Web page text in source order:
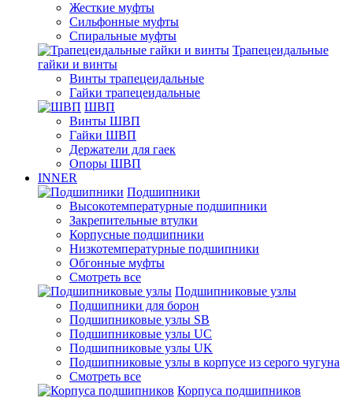
Жесткие муфты
Сильфонные муфты
Спиральные муфты
Трапецеидальные
гайки и винты
Винты трапецеидальные
Гайки трапецеидальные
ШВП
Винты ШВП
Гайки ШВП
Держатели для гаек
Опоры ШВП
INNER
Подшипники
Высокотемпературные подшипники
Закрепительные втулки
Корпусные подшипники
Низкотемпературные подшипники
Обгонные муфты
Смотреть все
Подшипниковые узлы
Подшипники для борон
Подшипниковые узлы SB
Подшипниковые узлы UC
Подшипниковые узлы UK
Подшипниковые узлы в корпусе из серого чугуна
Смотреть все
Корпуса подшипников